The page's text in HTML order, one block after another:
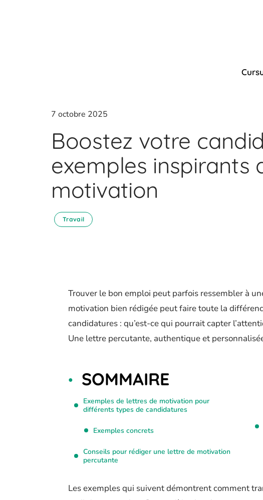
7 octobre 2025
Boostez votre
exemples inspirants
motivation
Travail
Trouver le bon emploi peut parfois ressembler à
motivation bien rédigée peut faire toute la
candidatures : qu’est-ce qui pourrait capter
Une lettre percutante, authentique et
SOMMAIRE
Exemples de lettres de motivation pour
différents types de candidatures
Exemples concrets
Conseils pour rédiger une lettre de motivation
percutante
Les exemples qui suivent démontrent comment